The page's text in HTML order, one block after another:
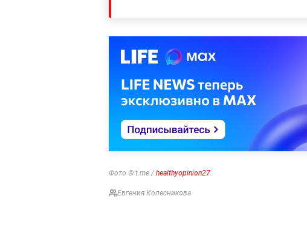
Фото © t.me / healthyopinion27
Евгения Колесникова